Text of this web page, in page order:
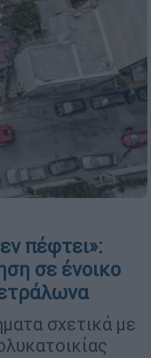
πέφτει»:
σε ένοικο
σχετικά με